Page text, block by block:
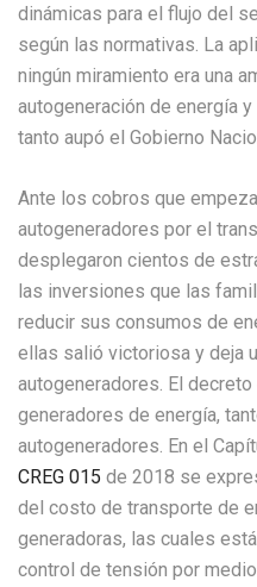
dinámicas para el flujo del
según las normativas. La
ningún miramiento era una
autogeneración de energía
tanto aupó el Gobierno
Ante los cobros que
autogeneradores por el
desplegaron cientos de
las inversiones que las
reducir sus consumos de
ellas salió victoriosa y deja
autogeneradores. El
generadores de energía,
autogeneradores. En el
CREG 015 de 2018 se
del costo de transporte de
generadoras, las cuales
control de tensión por